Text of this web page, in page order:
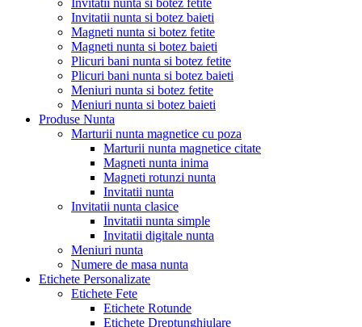
Invitatii nunta si botez baieti
Magneti nunta si botez fetite
Magneti nunta si botez baieti
Plicuri bani nunta si botez fetite
Plicuri bani nunta si botez baieti
Meniuri nunta si botez fetite
Meniuri nunta si botez baieti
Produse Nunta
Marturii nunta magnetice cu poza
Marturii nunta magnetice citate
Magneti nunta inima
Magneti rotunzi nunta
Invitatii nunta
Invitatii nunta clasice
Invitatii nunta simple
Invitatii digitale nunta
Meniuri nunta
Numere de masa nunta
Etichete Personalizate
Etichete Fete
Etichete Rotunde
Etichete Dreptunghiulare